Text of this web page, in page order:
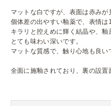
マットな白ですが、表面は赤みが
個体差の出やすい釉薬で、表情は
キラリと控えめに輝く結晶や、
とても味わい深いです。
マットな質感で、触り心地も良い
全面に施釉されており、裏の設置